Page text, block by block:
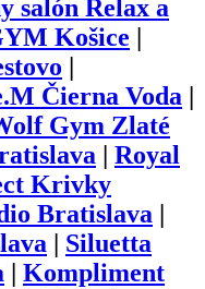
salón Relax a
Košice
Čierna Voda
Gym Zlaté
Royal
Krivky
Bratislava
Siluetta
Kompliment